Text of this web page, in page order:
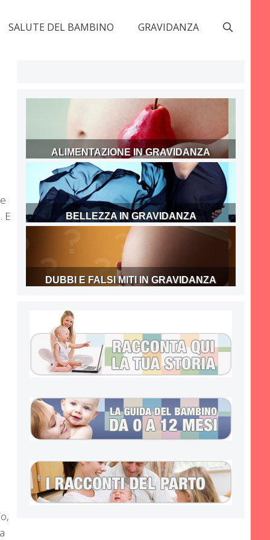
SALUTE DEL BAMBINO GRAVIDANZA
E
ALIMENTAZIONE IN GRAVIDANZA
BELLEZZA IN GRAVIDANZA
DUBBI E FALSI MITI IN GRAVIDANZA